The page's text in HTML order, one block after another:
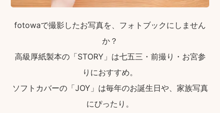
fotowaで撮影したお写真を、フォトブックにしません
か？
高級厚紙製本の「STORY」は七五三・前撮り・お宮参
りにおすすめ。
ソフトカバーの「JOY」は毎年のお誕生日や、家族写真
にぴったり。